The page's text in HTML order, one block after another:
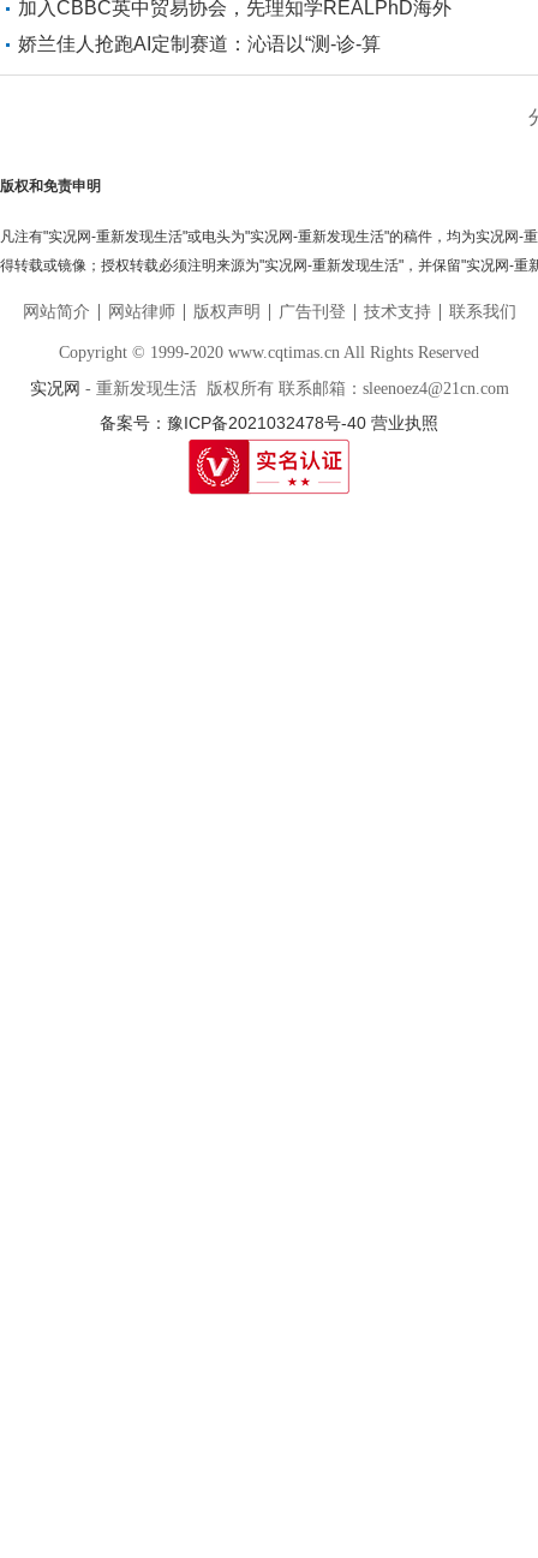
加入CBBC英中贸易协会，先理知学REALPhD海外
娇兰佳人抢跑AI定制赛道：沁语以“测-诊-算
版权和免责申明
凡注有"实况网-重新发现生活"或电头为"实况网-重新发现生活"的稿件，均为实况网-
得转载或镜像；授权转载必须注明来源为"实况网-重新发现生活"，并保留"实况网-重
网站简介 网站律师 版权声明 广告刊登 技术支持 联系我们
Copyright © 1999-2020 www.cqtimas.cn All Rights Reserved
实况网 - 重新发现生活 版权所有 联系邮箱：sleenoez4@21cn.com
备案号：豫ICP备2021032478号-40 营业执照